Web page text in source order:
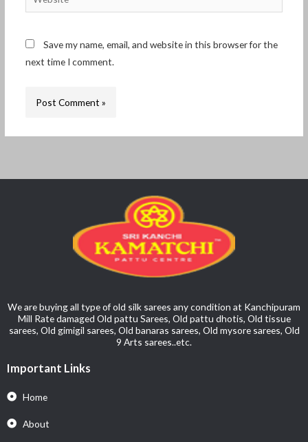
Save my name, email, and website in this browser for the
next time I comment.
We are buying all type of old silk sarees any condition at Kanchipuram
Mill Rate damaged Old pattu Sarees, Old pattu dhotis, Old tissue
sarees, Old gimigil sarees, Old banaras sarees, Old mysore sarees, Old
9 Arts sarees..etc.
Important Links
Home
About